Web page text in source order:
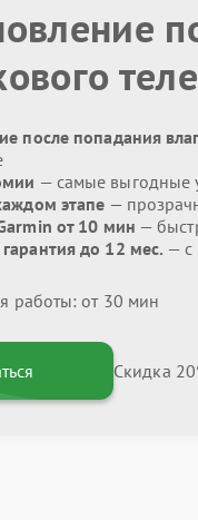
после попадания
— самые выгодные
этапе —
от 10 мин —
до 12 мес. — с
работы: от 30 мин
Скидка